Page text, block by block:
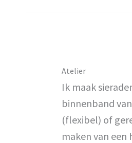
Atelier
Ik maak
binnenband
(flexibel) of
maken van een